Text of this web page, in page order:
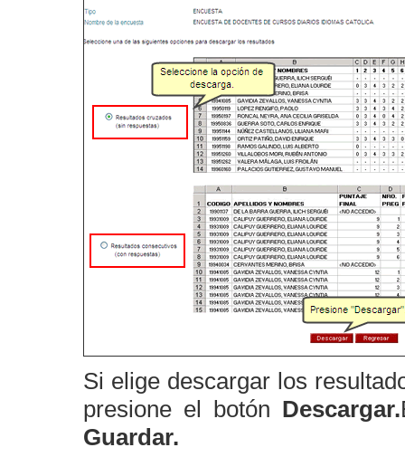
Si elige descargar los
presione el botón Descargar.
Guardar.